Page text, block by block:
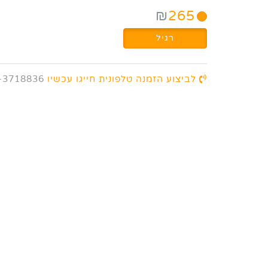
₪265
רגיל
לביצוע הזמנה טלפונית חייגו עכשיו